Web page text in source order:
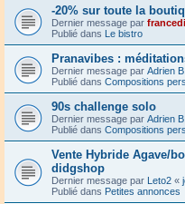
-20% sur toute la
Dernier message par
Publié dans Le bistro
Pranavibes :
Dernier message par Adrien B.
Publié dans Compositions
90s challenge solo
Dernier message par Adrien B.
Publié dans Compositions
Vente Hybride Agave/
didgshop
Dernier message par Leto2 «
Publié dans Petites annonces